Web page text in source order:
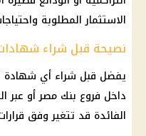
الاستثمارالمطلوبة
نصيحة قبل شراء شهادات
يفضل قبل شراء أي شهادة
داخل فروع بنك مصرأو عبر
الفائدة قد تتغير وفق